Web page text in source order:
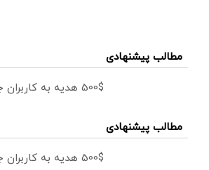
مطالب پیشنهادی
500$ هدیه به کاربران جدید،ثبت نام کن
مطالب پیشنهادی
500$ هدیه به کاربران جدید،ثبت نام کن